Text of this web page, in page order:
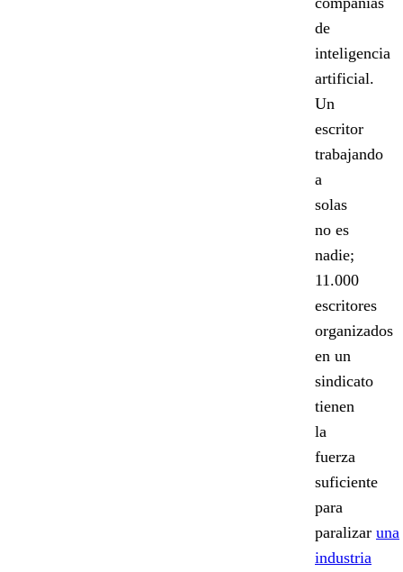
de
inteligencia
artificial.
Un
escritor
trabajando
a
solas
no es
nadie;
11.000
escritores
organizados
en un
sindicato
tienen
la
fuerza
suficiente
para
paralizar una
industria